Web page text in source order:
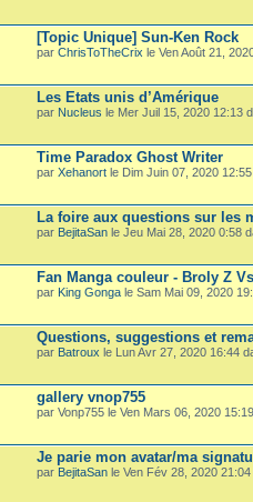
[Topic Unique] Sun-Ken Rock
par ChrisToTheCrix le Ven Août 21,
Les Etats unis d’Amérique
par Nucleus le Mer Juil 15, 2020 12:13
Time Paradox Ghost Writer
par Xehanort le Dim Juin 07, 2020
La foire aux questions sur les
par BejitaSan le Jeu Mai 28, 2020 0:58
Fan Manga couleur - Broly Z
par King Gonga le Sam Mai 09, 2020
Questions, suggestions et
par Batroux le Lun Avr 27, 2020 16:44
gallery vnop755
par Vonp755 le Ven Mars 06, 2020
Je parie mon avatar/ma
par BejitaSan le Ven Fév 28, 2020